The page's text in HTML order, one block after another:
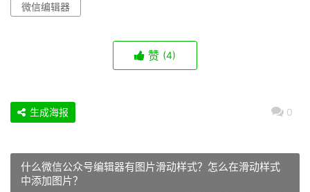
微信编辑器
赞 (4)
0
生成海报
什么微信公众号编辑器有图片滑动样式？怎么在滑动样式
中添加图片？